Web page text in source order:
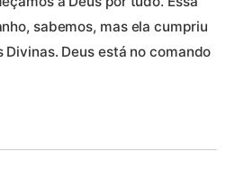
sabemos, mas ela cumpriu
Deus está no comando